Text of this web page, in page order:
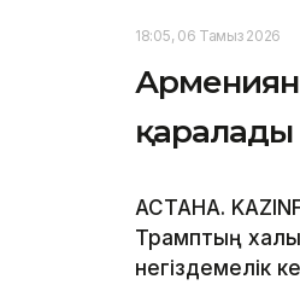
18:05, 06 Тамыз 2026
қаралады
АСТАНА.
Трамптың
негіздемелік